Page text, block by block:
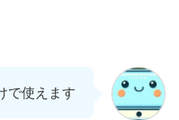
で使えます